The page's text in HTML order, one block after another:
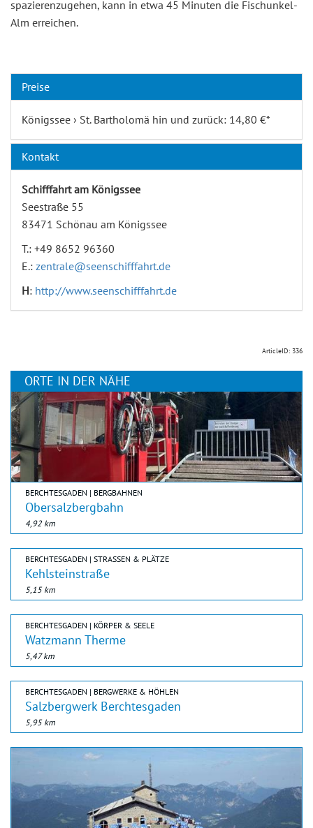
spazierenzugehen, kann in etwa 45 Minuten die Fischunkel-
Alm erreichen.
Preise
Königssee › St. Bartholomä hin und zurück: 14,80 €*
Kontakt
Schifffahrt am Königssee
Seestraße 55
83471 Schönau am Königssee
T.: +49 8652 96360
E.: zentrale@seenschifffahrt.de
H: http://www.seenschifffahrt.de
ArticleID: 336
ORTE IN DER NÄHE
BERCHTESGADEN | BERGBAHNEN
Obersalzbergbahn
4,92 km
BERCHTESGADEN | STRASSEN & PLÄTZE
Kehlsteinstraße
5,15 km
BERCHTESGADEN | KÖRPER & SEELE
Watzmann Therme
5,47 km
BERCHTESGADEN | BERGWERKE & HÖHLEN
Salzbergwerk Berchtesgaden
5,95 km